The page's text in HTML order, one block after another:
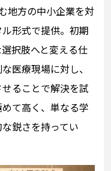
地方の中小企業を対
形式で提供。初期
択肢へと変える仕
医療現場に対し、
ることで解決を試
て高く、単なる学
鋭さを持ってい